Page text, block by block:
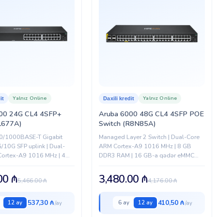
24G CL4 4SFP+
Yalnız Online
1000BASE-T Gigabit
10G SFP uplink | Dual-
A9 1016 MHz | 4
|...
5,466.00₼
₼
12 ay 537,30 ₼
Aruba 6000 48G CL4 4SFP POE
Switch (R8N85A)
Daxili kredit Yalnız Online
Managed Layer 2 Switch | Dual-Core
ARM Cortex-A9 1016 MHz | 8 GB
DDR3 RAM | 16 GB-a qədər eMMC
idarəetməsi
4,176.00₼
3,480.00 ₼
6 ay 12 ay 410,50 ₼